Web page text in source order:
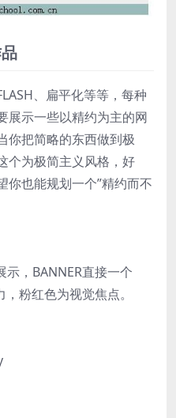
、扁平化等等，每种
展示一些以精约为主的网
你把简略的东西做到极
个为极简主义风格，好
你也能规划一个”精约而不
，BANNER直接一个
粉红色为视觉焦点。